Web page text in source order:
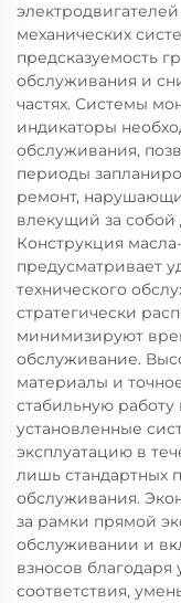
механических
предсказуемость
обслуживания и
частях. Системы
индикаторы
обслуживания,
периоды
ремонт,
влекущий за собой
Конструкция
предусматривает
технического
стратегически
минимизируют
обслуживание.
материалы и
стабильную
установленные
эксплуатацию в
лишь стандартных
обслуживания.
за рамки прямой
обслуживании и
взносов
соответствия,